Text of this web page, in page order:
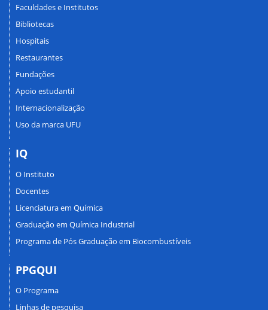
Faculdades e Institutos
Bibliotecas
Hospitais
Restaurantes
Fundações
Apoio estudantil
Internacionalização
Uso da marca UFU
IQ
O Instituto
Docentes
Licenciatura em Química
Graduação em Química Industrial
Programa de Pós Graduação em Biocombustíveis
PPGQUI
O Programa
Linhas de pesquisa